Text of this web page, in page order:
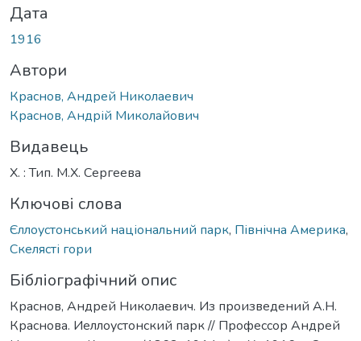
Дата
1916
Автори
Краснов, Андрей Николаевич
Краснов, Андрій Миколайович
Видавець
Х. : Тип. М.Х. Сергеева
Ключові слова
Єллоустонський національний парк, Північна Америка,
Скелясті гори
Бібліографічний опис
Краснов, Андрей Николаевич. Из произведений А.Н.
Краснова. Иеллоустонский парк // Профессор Андрей